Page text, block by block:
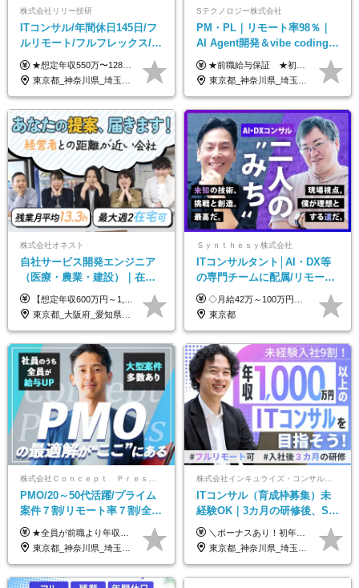
株式会社リリー技研
ITコンサル/年間休日145日/フ
ルリモート/フルフレックス/残
業基本なし/全国からの応募
OK/特別休暇あり
★想定年収550万〜1289万円 ■契約社員 月給45.8万〜71.6万円 ★想定年収688万〜1611万円 ■正社員 月給57.3万〜89.5万円 ※給与は経験・スキルを考慮の上、決定します。 ※試用期間3ヶ月（その間の給与・待遇に差異はありません）期間は短縮の可能性あり ※残業代は別途全額支給します 【★評価について★】 弊社では、1〜7の7段階からなる等級制を導入しています。 【★昇給の仕組み★】 等級が1段階上がるごとに、基本給の25％に相当する額が昇給されます。 評価は年2回実施されるため、年に2回の昇給チャンスがあります。 頑張りが正当に評価される、透明性の高い制度です。
東京都_神奈川県_埼玉県_千葉県_大阪府_愛知県_北海道_青森県_岩手県_宮城県_秋田県_山形県_福島県_茨城県_栃木県_群馬県_新潟県_山梨県_長野県_富山県_石川県_福井県_静岡県_岐阜県_三重県_兵庫県_京都府_滋賀県_奈良県_和歌山県_広島県_岡山県_鳥取県_島根県_山口県_徳島県_香川県_愛媛県_高知県_福岡県_熊本県_佐賀県_長崎県_大分県_宮崎県_鹿児島県_沖縄県
Sテクノロジー株式会社
PM・PL｜リモート率98％｜
AI Agent開発＆vibe coding｜
AIエンジニアチームをリード
★前職給与保証 ★初年度年収700～800万円も可能 月給50万円～90万円＋賞与年2回＋各種手当 ◎スキルや経験などを考慮。前職から給与アップをお約束します！ ◎上記月給には固定残業代30時間分(95000円～)を含みます。超過した場合は追加支給します ◎試用期間は6ヵ月あり。その間の給与・待遇に差異はありません
東京都_神奈川県_埼玉県_千葉県_大阪府_愛知県_北海道_青森県_岩手県_宮城県_秋田県_山形県_福島県_茨城県_栃木県_群馬県_新潟県_山梨県_長野県_富山県_石川県_福井県_静岡県_岐阜県_三重県_兵庫県_京都府_滋賀県_奈良県_和歌山県_広島県_岡山県_鳥取県_島根県_山口県_徳島県_香川県_愛媛県_高知県_福岡県_熊本県_佐賀県_長崎県_大分県_宮崎県_鹿児島県_沖縄県
株式会社オネスト
自社サービス開発エンジニア
（医療・農業・建設）｜在宅
あり｜残業月平均13.3h｜年収
1000万可｜賞与年2回
【想定年収600万円～1,300万円】 ★賞与年2回＋勤務地手当＋残業手当（年平均残業時間にて算出）を含む ※基本給＋勤務地手当＋役職手当 ※勤務地手当：結婚の有無に関係なく、物価などの違いを考慮して全社員に支給されます 月給40万円～89万円 ＜各種手当＞ ■勤務地手当（東京2万円／月、大阪1万円／月、名古屋5000円／月） ■通勤手当（月額5万円まで） ■扶養手当（6,000円／扶養親族一人） ■役職手当（8,000円～15万円） ※残業代は1分単位で全額支給します ※経験やスキルを考慮し、当社規定により給与を決定します ※執行役員は年俸制となる場合があります
東京都_大阪府_愛知県_福岡県
Ｓｙｎｔｈｅｓｙ株式会社
ITコンサルタント│AI・DX等
の専門チームに配属/リモート
×フレックス/Big4と同水準の
給与・待遇
◇月給42万～100万円＋賞与年2回 └年収900～1600万円可能 ★☆年収例☆★ ◎37歳・元開発エンジニア └年収900万（2年後に年収150万UP実績） ◎40歳・元SierのPM └年収1400万（2年後に年収300万UP実績） ◎43歳・元コンサルタント └年収1600万（2年後に年収200万UP実績） ※経験・スキルを考慮し決定します ※試用期間3～6カ月あり（その間の待遇に差異はありません） 【固定残業代について】 なし（残業代は、実際の労働時間に応じて別途全額支給）
東京都
PMO/20～50代活躍/プライム
案件７割/リモート率７割/全員
前職より年収UP/有給取得率
100%
★全員が前職より年収UPを実現！ ★前職給与より120％アップ実績あり ★前職給与を最大限に考慮 ★入社4年目で年収800万円の社員も在籍！ 年俸420万円～960万円（1/12を毎月支給）＋インセンティブ＋各種手当 ※経験・スキルを考慮の上、決定します ※試用期間6ヶ月あり（期間中の給与、待遇に差異はありません） ※上記金額には固定残業代(月20時間／月5.6万円)を含みます ※超過分は別途全額支給します
東京都_神奈川県_埼玉県_千葉県
ITコンサル（育成枠募集）未
経験OK｜3カ月の研修後、SE
からコンサルへステップアッ
プ｜リモート8割以上
＼ボーナスあり！初年度から年収300万円以上／ ■月給24万2,200円～35万円＋賞与＋各種手当 ※経験・年齢・能力等を考慮し決定いたします。 ※試用期間中（3カ月）は契約社員で、月給21万円＋諸手当になります。 （試用期間中は残業が発生しません。その他の待遇に変更はありません。） ＼自分の市場価値が上がる／ 定量評価×定性評価の明確な基準での評価制度を設けており、自分の目標達成度合いや仕事に対しての姿勢が給与にも反映されるようになっています。そのため、平均昇給額は40万円以上！100万円以上昇給する人もいます！ 【固定残業代について】 固定残業30時間分（46,000円～69,375円）を含む ※超過分は別途全額支給
東京都_神奈川県_埼玉県_千葉県_大阪府_愛知県_北海道_青森県_岩手県_宮城県_秋田県_山形県_福島県_茨城県_栃木県_群馬県_新潟県_山梨県_長野県_富山県_石川県_福井県_静岡県_岐阜県_三重県_兵庫県_京都府_滋賀県_奈良県_和歌山県_広島県_岡山県_鳥取県_島根県_山口県_徳島県_香川県_愛媛県_高知県_福岡県_熊本県_佐賀県_長崎県_大分県_宮崎県_鹿児島県_沖縄県